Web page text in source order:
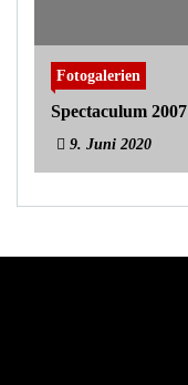
Fotogalerien
Spectaculum 2007
9. Juni 2020